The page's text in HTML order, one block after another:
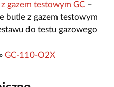
z gazem testowym GC –
butle z gazem testowym
do testu gazowego
» GC-110-O2X